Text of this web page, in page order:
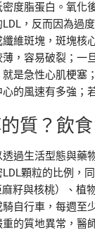
度脂蛋白。氧化
，反而因為過
維斑塊，斑塊核
，容易破裂；一
是急性心肌梗塞
的風速有多強；
質？飲
過生活型態與藥
顆粒的比例，
籽與核桃）、
自行車，每週至
的質地異常，